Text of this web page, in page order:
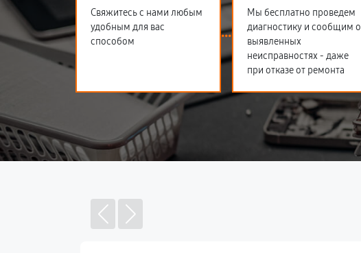
Свяжитесь с нами любым
удобным для вас
способом
Мы бесплатно проведем
диагностику и сообщим о
выявленных
неисправностях - даже
при отказе от ремонта